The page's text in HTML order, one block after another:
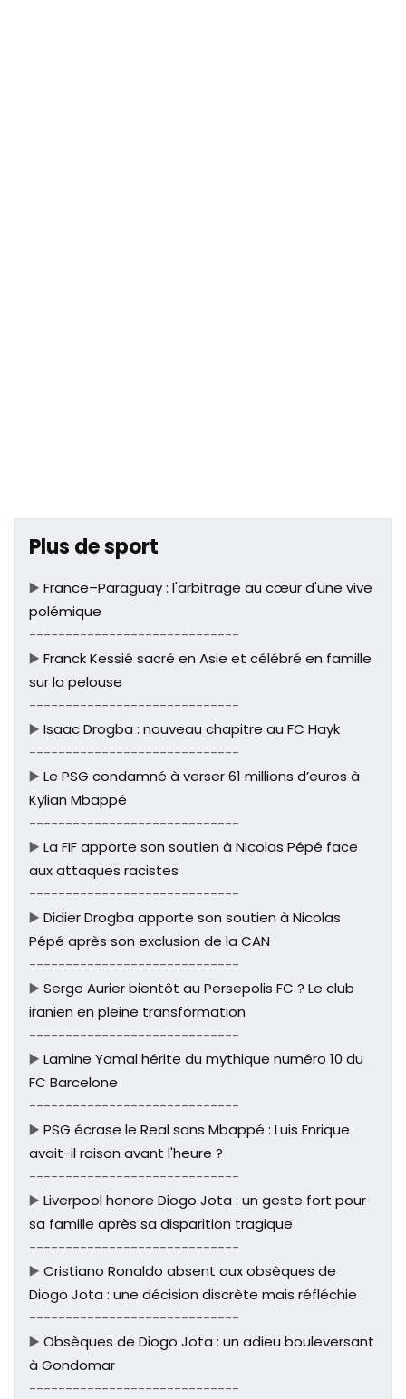
Plus de sport
▶️ France–Paraguay : l'arbitrage au cœur d'une vive
polémique
-----------------------------
▶️ Franck Kessié sacré en Asie et célébré en famille
sur la pelouse
-----------------------------
▶️ Isaac Drogba : nouveau chapitre au FC Hayk
-----------------------------
▶️ Le PSG condamné à verser 61 millions d’euros à
Kylian Mbappé
-----------------------------
▶️ La FIF apporte son soutien à Nicolas Pépé face
aux attaques racistes
-----------------------------
▶️ Didier Drogba apporte son soutien à Nicolas
Pépé après son exclusion de la CAN
-----------------------------
▶️ Serge Aurier bientôt au Persepolis FC ? Le club
iranien en pleine transformation
-----------------------------
▶️ Lamine Yamal hérite du mythique numéro 10 du
FC Barcelone
-----------------------------
▶️ PSG écrase le Real sans Mbappé : Luis Enrique
avait-il raison avant l'heure ?
-----------------------------
▶️ Liverpool honore Diogo Jota : un geste fort pour
sa famille après sa disparition tragique
-----------------------------
▶️ Cristiano Ronaldo absent aux obsèques de
Diogo Jota : une décision discrète mais réfléchie
-----------------------------
▶️ Obsèques de Diogo Jota : un adieu bouleversant
à Gondomar
-----------------------------